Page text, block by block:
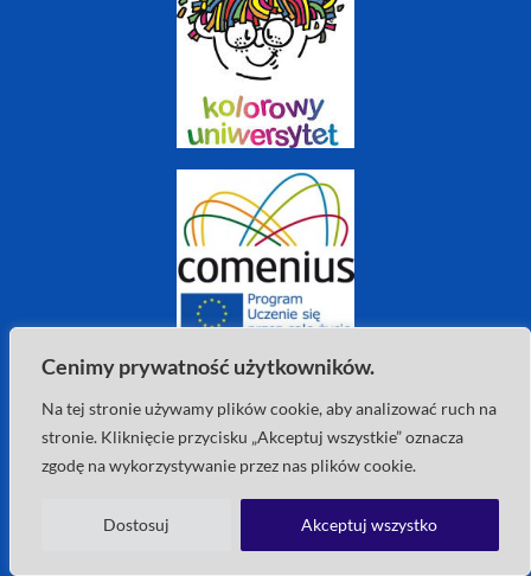
Cenimy prywatność użytkowników.
Na tej stronie używamy plików cookie, aby analizować ruch na
stronie. Kliknięcie przycisku „Akceptuj wszystkie” oznacza
zgodę na wykorzystywanie przez nas plików cookie.
Dostosuj Akceptuj wszystko